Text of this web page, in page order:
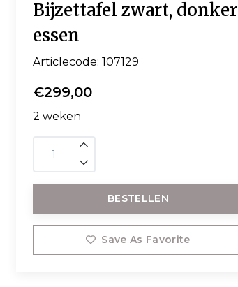
Bijzettafel zwart, donker
essen
Articlecode: 107129
€299,00
2 weken
BESTELLEN
Save As Favorite